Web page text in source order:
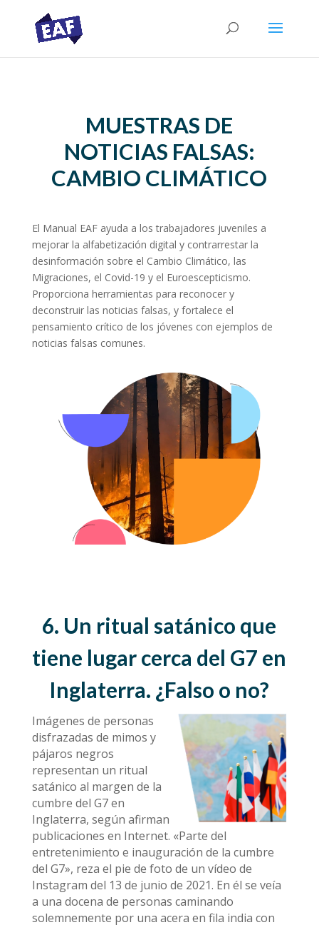
MUESTRAS DE
NOTICIAS FALSAS:
CAMBIO CLIMÁTICO
El Manual EAF ayuda a los trabajadores juveniles a
mejorar la alfabetización digital y contrarrestar la
desinformación sobre el Cambio Climático, las
Migraciones, el Covid-19 y el Euroescepticismo.
Proporciona herramientas para reconocer y
deconstruir las noticias falsas, y fortalece el
pensamiento crítico de los jóvenes con ejemplos de
noticias falsas comunes.
6. Un ritual satánico que
tiene lugar cerca del G7 en
Inglaterra. ¿Falso o no?
Imágenes de personas
disfrazadas de mimos y
pájaros negros
representan un ritual
satánico al margen de la
cumbre del G7 en
Inglaterra, según afirman
publicaciones en Internet. «Parte del
entretenimiento e inauguración de la cumbre
del G7», reza el pie de foto de un vídeo de
Instagram del 13 de junio de 2021. En él se veía
a una docena de personas caminando
solemnemente por una acera en fila india con